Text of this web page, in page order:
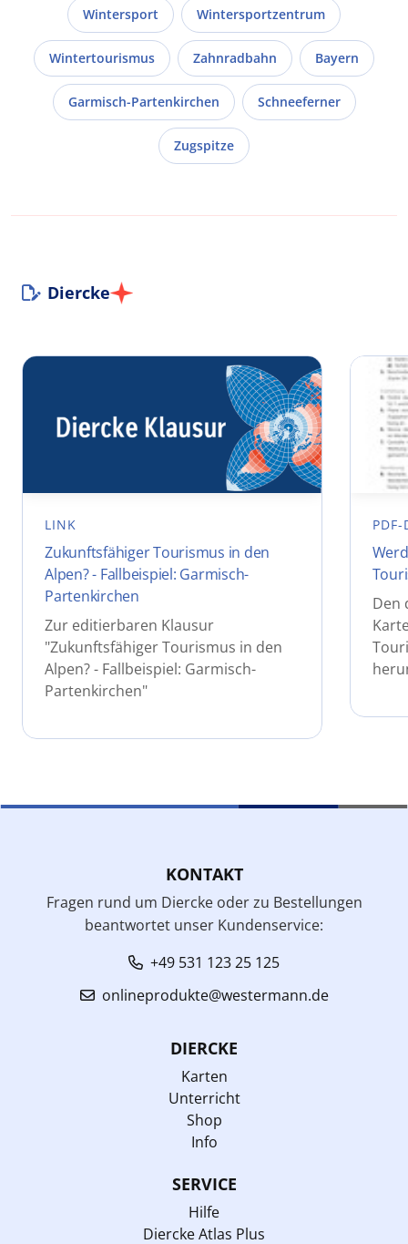
Wintersport Wintersportzentrum
Wintertourismus Zahnradbahn Bayern
Garmisch-Partenkirchen Schneeferner
Zugspitze
Diercke
LINK
Zukunftsfähiger Tourismus in den
Alpen? - Fallbeispiel: Garmisch-
Partenkirchen
Zur editierbaren Klausur
"Zukunftsfähiger Tourismus in den
Alpen? - Fallbeispiel: Garmisch-
Partenkirchen"
PDF-
Den
KONTAKT
Fragen rund um Diercke oder zu Bestellungen
beantwortet unser Kundenservice:
+49 531 123 25 125
onlineprodukte@westermann.de
DIERCKE
Karten
Unterricht
Shop
Info
SERVICE
Hilfe
Diercke Atlas Plus